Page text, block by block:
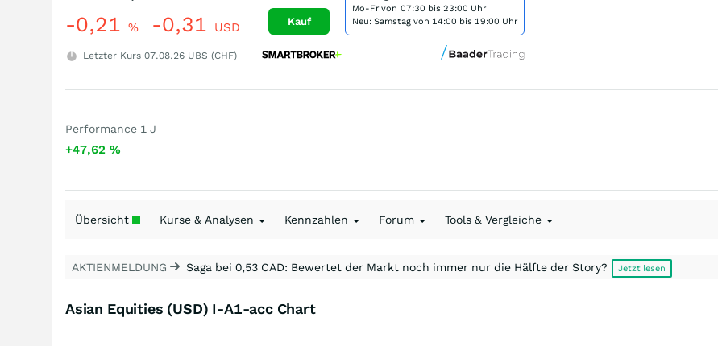
-0,21 % -0,31 USD
Letzter Kurs 07.08.26 UBS (CHF)
Kauf
Mo-Fr von 07:30 bis 23:00 Uhr
Neu: Samstag von 14:00 bis 19:00 Uhr
Performance 1 J
+47,62 %
Übersicht Kurse & Analysen Kennzahlen Forum Tools & Vergleiche
AKTIENMELDUNG Saga bei 0,53 CAD: Bewertet der Markt noch immer nur die Hälfte der Story? Jetzt lesen
Asian Equities (USD) I-A1-acc Chart